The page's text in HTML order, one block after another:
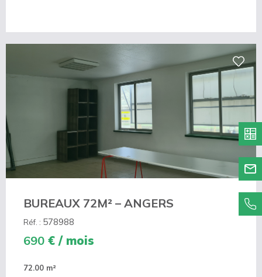
BUREAUX 72M² – ANGERS
Réf. : 578988
690 € / mois
72.00 m²